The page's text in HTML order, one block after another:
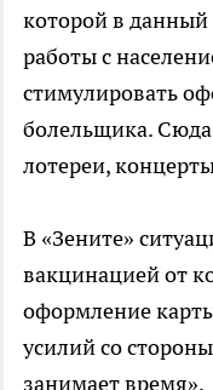
которой в
работы с
стимулировать
болельщика.
лотереи,
В «Зените»
вакцинацией от
оформление
усилий со
занимает время».